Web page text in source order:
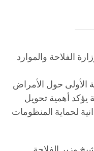
الفلاحة والموارد
الأولى حول الأمراض
يؤكد أهمية تحويل
لحماية المنظومات